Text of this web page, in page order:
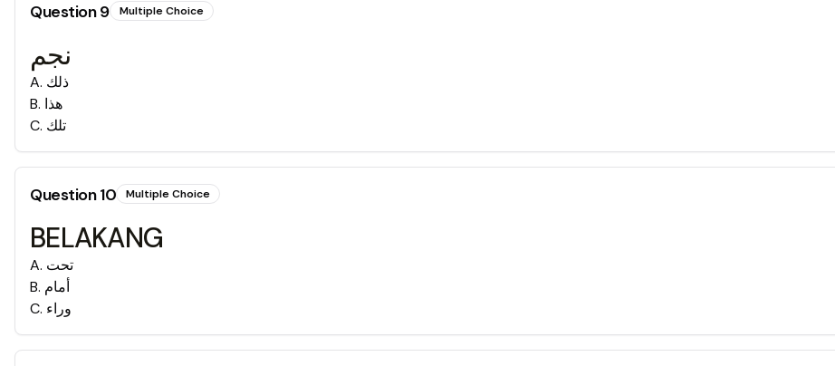
Question9 Multiple Choice
نجم
A. ذلك
B. هذا
C. تلك
Question10 Multiple Choice
BELAKANG
A. تحت
B. أمام
C. وراء